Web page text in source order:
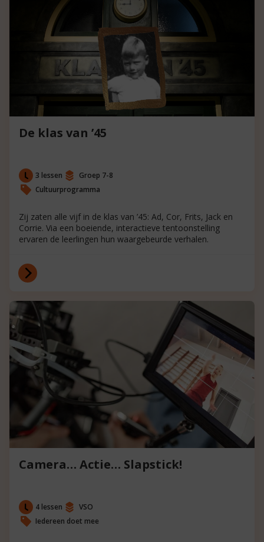
De klas van ’45
3 lessen
Groep 7-8
Cultuurprogramma
Zij zaten alle vijf in de klas van ’45: Ad, Cor, Frits, Jack en
Corrie. Via een boeiende, interactieve tentoonstelling
ervaren de leerlingen hun waargebeurde verhalen.
Camera… Actie… Slapstick!
4 lessen
VSO
Iedereen doet mee